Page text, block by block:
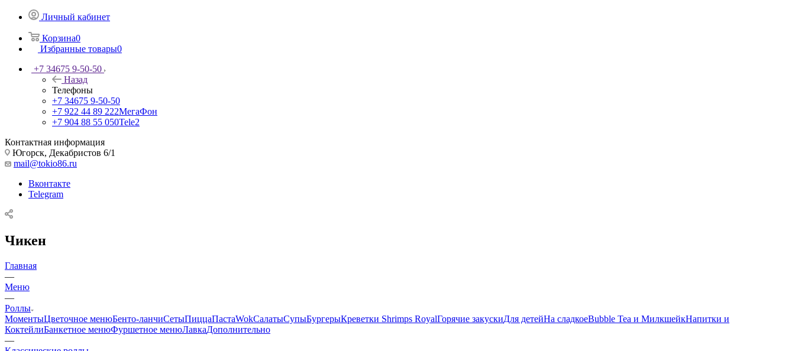
Личный кабинет
Корзина0
Избранные товары0
+7 34675 9-50-50
Назад
Телефоны
+7 34675 9-50-50
+7 922 44 89 222МегаФон
+7 904 88 55 050Tele2
Контактная информация
Югорск, Декабристов 6/1
mail@tokio86.ru
Вконтакте
Telegram
Чикен
Главная
—
Меню
—
Роллы
МоментыЦветочное менюБенто-ланчиСетыПиццаПастаWokСалатыСупыБургерыКреветки Shrimps RoyalГорячие закускиДля детейНа сладкоеBubble Tea и МилкшейкНапитки и
КоктейлиБанкетное менюФуршетное менюЛавкаДополнительно
—